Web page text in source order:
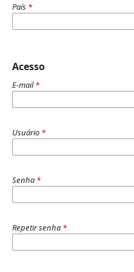
País *
Acesso
E-mail*
Usuário *
Senha *
Repetir senha *